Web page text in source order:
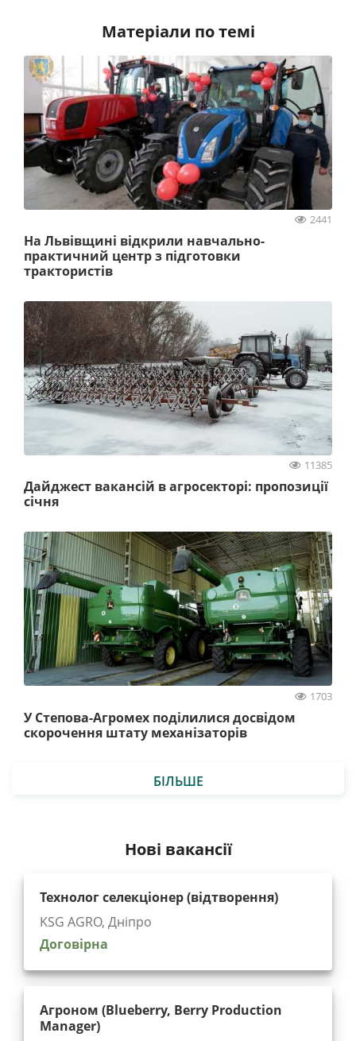
Матеріали по темі
2441
На Львівщині відкрили навчально-
практичний центр з підготовки
трактористів
11385
Дайджест вакансій в агросекторі: пропозиції
січня
1703
У Степова-Агромех поділилися досвідом
скорочення штату механізаторів
БІЛЬШЕ
Нові вакансії
Технолог селекціонер (відтворення)
KSG AGRO, Дніпро
Договірна
Агроном (Blueberry, Berry Production
Manager)